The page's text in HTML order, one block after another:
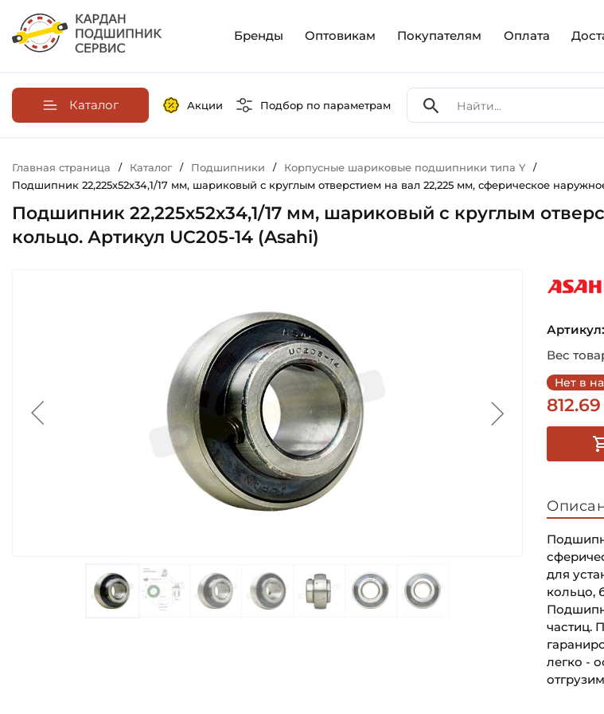
Бренды Оптовикам Покупателям Оплата
Каталог Акции Подбор по параметрам
Главная страница / Каталог / Подшипники / Корпусные шариковые подшипники типа Y /
Подшипник 22,225х52х34,1/17 мм, шариковый с круглым отверстием на вал 22,225 мм, сферическое
Подшипник 22,225х52х34,1/17 мм, шариковый с круглым
кольцо. Артикул UC205-14 (Asahi)
Вес
Нет в
для
кольцо,
частиц.
легко -